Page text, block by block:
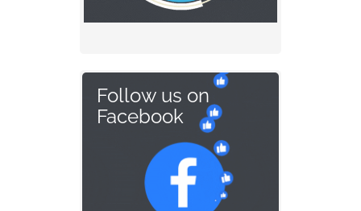
Follow us on
Facebook